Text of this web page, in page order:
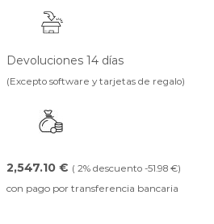
Devoluciones 14 días
(Excepto software y tarjetas de regalo)
2,547.10 € ( 2% descuento -51.98 €)
con pago por transferencia bancaria